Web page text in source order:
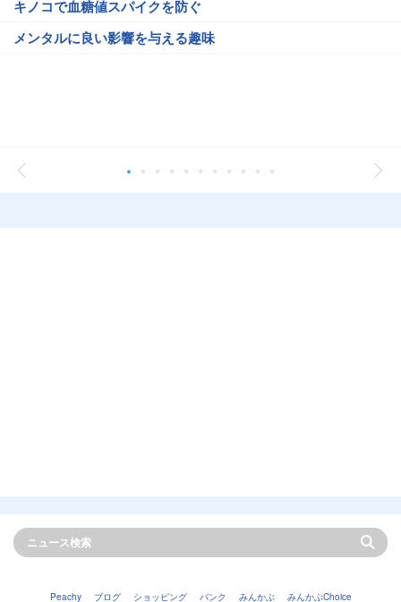
キノコで血糖値スパイクを防ぐ
メンタルに良い影響を与える趣味
Peachy ブログ ショッピング バンク みんかぶ みんかぶChoice